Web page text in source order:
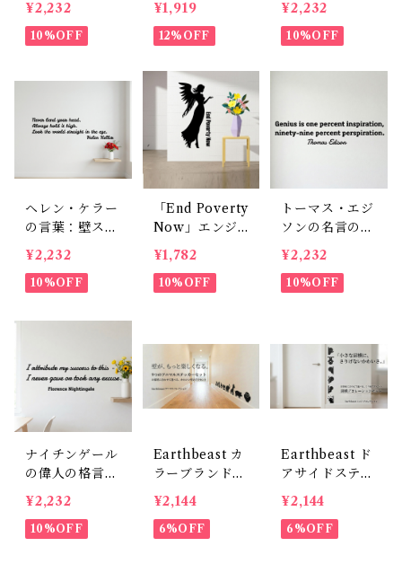
夢は叶う おし
ゃれ 英語 イン
¥2,232
10%OFF
枚セット 貼っ
てはがせる ウ
ー
¥1,919
12%OFF
ッカー：転写タ
イプ Imaginati
portant than
壁飾り
¥2,232
10%OFF
ヘレン・ケラー
の言葉：壁ステ
ッカー（ 台紙
サイズ：50cm
転写タイプ）英
¥2,232
10%OFF
「End Poverty
Now」エンジ
ェル 黒シルエ
ット壁ステッカ
ー 30×50cm
¥1,782
10%OFF
トーマス・エジ
ソンの名言のウ
ォールステッカ
ー 50cm転写タ
イプ : 天才とは
¥2,232
10%OFF
ナイチンゲール
の偉人の格言ウ
ォールステッカ
ー（ 50cm幅転
写タイプ）黒・
¥2,232
10%OFF
Earthbeast カ
ラーブランド
アニマルコレク
ション 壁用デ
コレーション
¥2,144
6%OFF
Earthbeast ド
アサイドステッ
カーコレクショ
ン 小さめサイ
ズ 壁シール
¥2,144
6%OFF